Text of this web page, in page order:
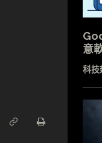
意
科技